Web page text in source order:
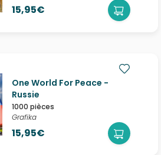
15,95€
One World For Peace -
Russie
1000 pièces
Grafika
15,95€